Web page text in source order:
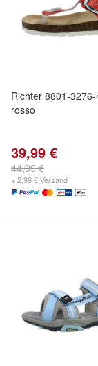
Richter 8801-
rosso
39,99 €
44,99 €
+ 2,99 € Versand